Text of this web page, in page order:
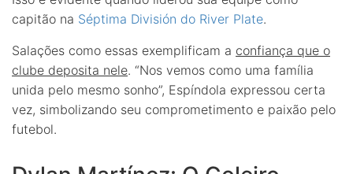
capitão na Séptima División do River Plate.
Salações como essas exemplificam a confiança que o
clube deposita nele. “Nos vemos como uma família
unida pelo mesmo sonho”, Espíndola expressou certa
vez, simbolizando seu comprometimento e paixão pelo
futebol.